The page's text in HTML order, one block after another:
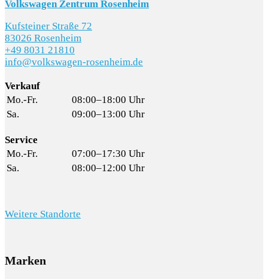
Volkswagen Zentrum Rosenheim
Kufsteiner Straße 72
83026 Rosenheim
+49 8031 21810
info@volkswagen-rosenheim.de
Verkauf
Mo.-Fr.
08:00–18:00 Uhr
Sa.
09:00–13:00 Uhr
Service
Mo.-Fr.
07:00–17:30 Uhr
Sa.
08:00–12:00 Uhr
Weitere Standorte
Marken